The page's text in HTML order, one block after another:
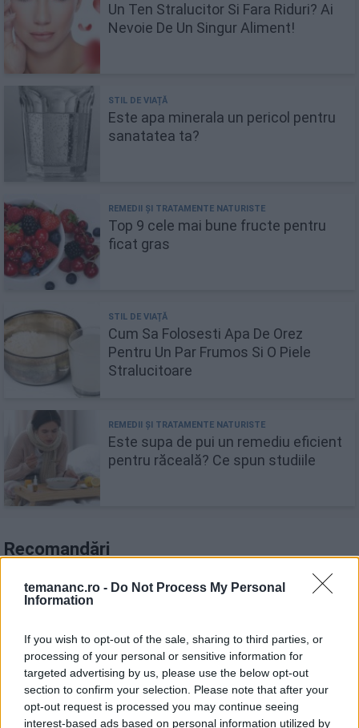
temananc.ro - Do Not Process My Personal
Information
If you wish to opt-out of the sale, sharing to third parties, or
processing of your personal or sensitive information for
targeted advertising by us, please use the below opt-out
section to confirm your selection. Please note that after your
opt-out request is processed you may continue seeing
interest-based ads based on personal information utilized by
Un Ten Stralucitor Si Fara Riduri? Ai
Nevoie De Un Singur Aliment!
Este apa minerala un pericol pentru
sanatatea ta?
Top 9 cele mai bune fructe pentru
ficat gras
Cum Sa Folosesti Apa De Orez
Pentru Un Par Frumos Si O Piele
Stralucitoare
Este supa de pui un remediu eficient
pentru răceală? Ce spun studiile
Recomandări
1
Fursecuri cu fructe de pădure și bucăți de
ciocolată
2 Omletă cu urdă. Mic dejun rapid și sănătos